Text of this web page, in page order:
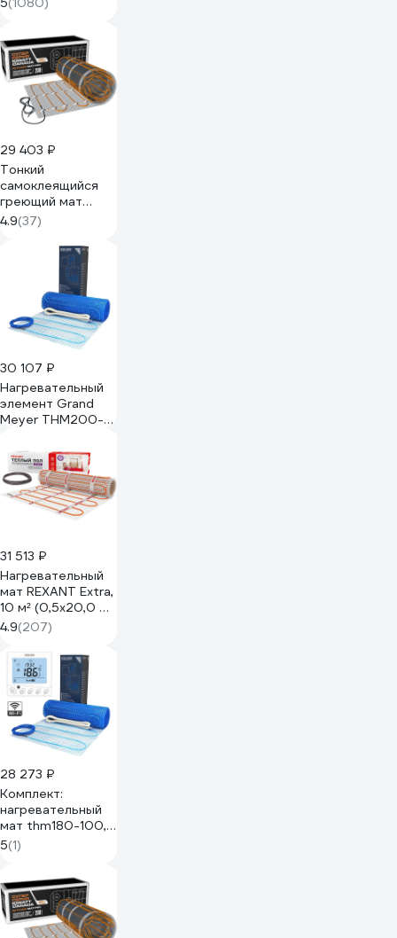
Caleo
УП-00000376
29 403 ₽
Тонкий
самоклеящийся
греющий мат
IQWATT
повышенной
мощности для
помещений с
повышенными
теплопотерями IQ
FLOOR MAT PRO
1800 Вт - 9,0 м.кв.
4.9(37)
30 107 ₽
Нагревательный
элемент Grand
Meyer THM200-
31 513 ₽
Нагревательный
мат REXANT Extra,
10 м² (0,5x20,0 м),
1600Вт 51-0520
4.9(207)
28 273 ₽
Комплект:
нагревательный
мат thm180-100,
терморегулятор
wifi w350 бел
Grand Meyer
THM180-
100(W350)
5(1)